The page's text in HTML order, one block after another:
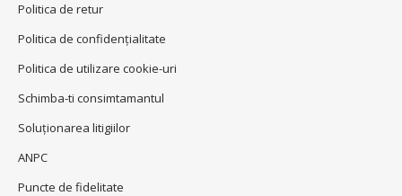
Politica de retur
Politica de confidenţialitate
Politica de utilizare cookie-uri
Schimba-ti consimtamantul
Soluționarea litigiilor
ANPC
Puncte de fidelitate